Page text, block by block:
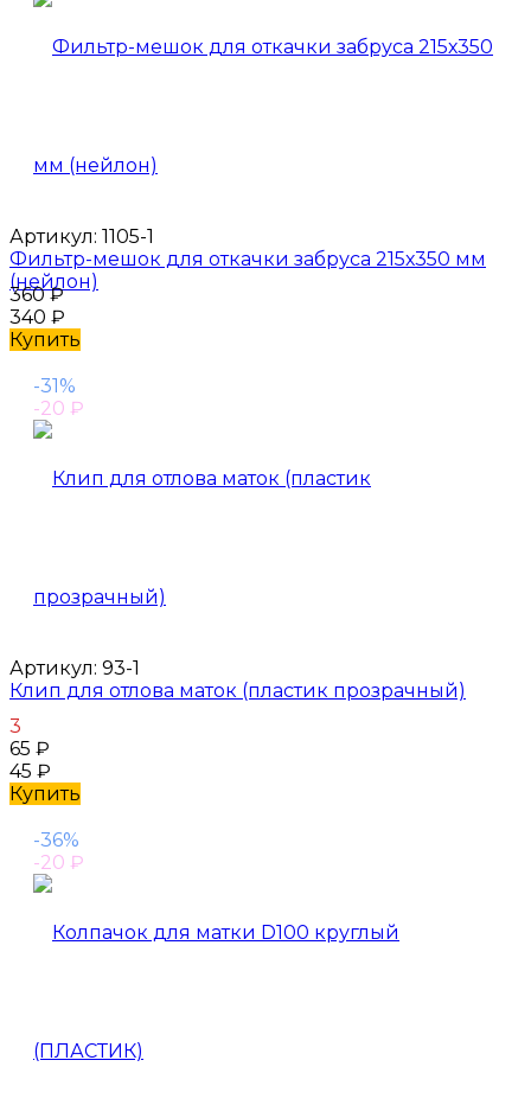
Артикул: 1105-1
Фильтр-мешок для откачки забруса 215х350 мм
(нейлон)
360₽
340 ₽
Купить
-31%
-20 ₽
Артикул: 93-1
Клип для отлова маток (пластик прозрачный)
3
65 ₽
45 ₽
Купить
-36%
-20 ₽